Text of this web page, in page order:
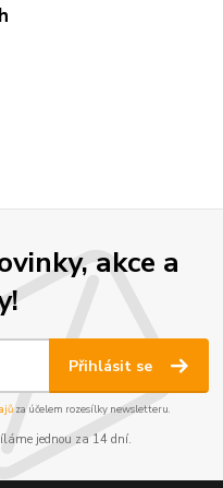
akce a
Přihlásit se
za účelem rozesílky newsletteru.
jednou za 14 dní.